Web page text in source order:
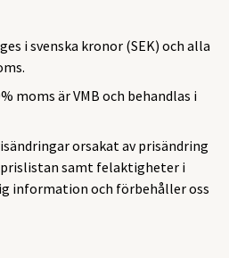
i svenska kronor (SEK) och alla
moms är VMB och behandlas i
orsakat av prisändring
samt felaktigheter i
information och förbehåller oss